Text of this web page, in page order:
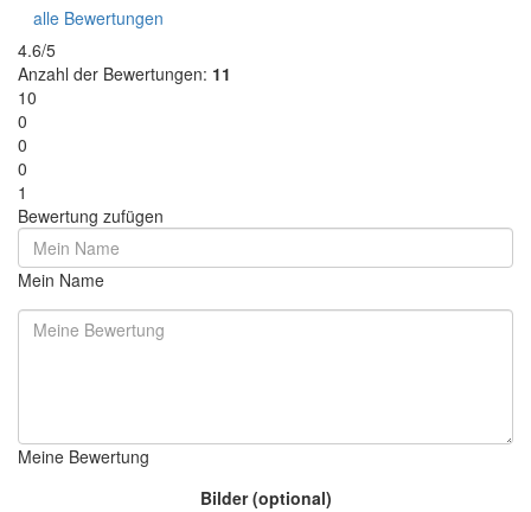
alle Bewertungen
4.6/5
Anzahl der Bewertungen: 11
10
0
0
0
1
Bewertung zufügen
Mein Name
Meine Bewertung
Bilder (optional)